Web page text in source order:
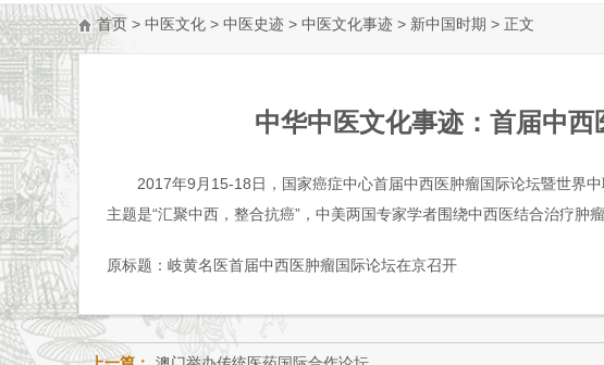
首页 > 中医文化 > 中医史迹 > 中医文化事迹 > 新中国时期 > 正文
中华中医文化事迹：首届中
2017年9月15-18日，国家癌症中心首届中西医肿瘤国际论坛暨世界
主题是“汇聚中西，整合抗癌”，中美两国专家学者围绕中西医结合治疗肿
原标题： 岐黄名医首届中西医肿瘤国际论坛在京召开